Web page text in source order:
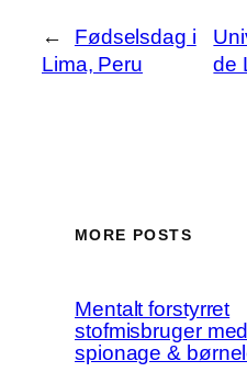
←
Fødselsdag i
Lima, Peru
de
MORE POSTS
Mentalt forstyrret
stofmisbruger
spionage &